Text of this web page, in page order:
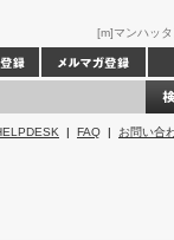
[m]マンハッ
| FAQ | お問い合